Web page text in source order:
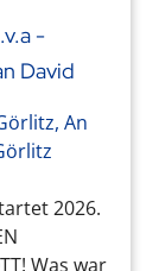
-
David
An
2026.
Was war